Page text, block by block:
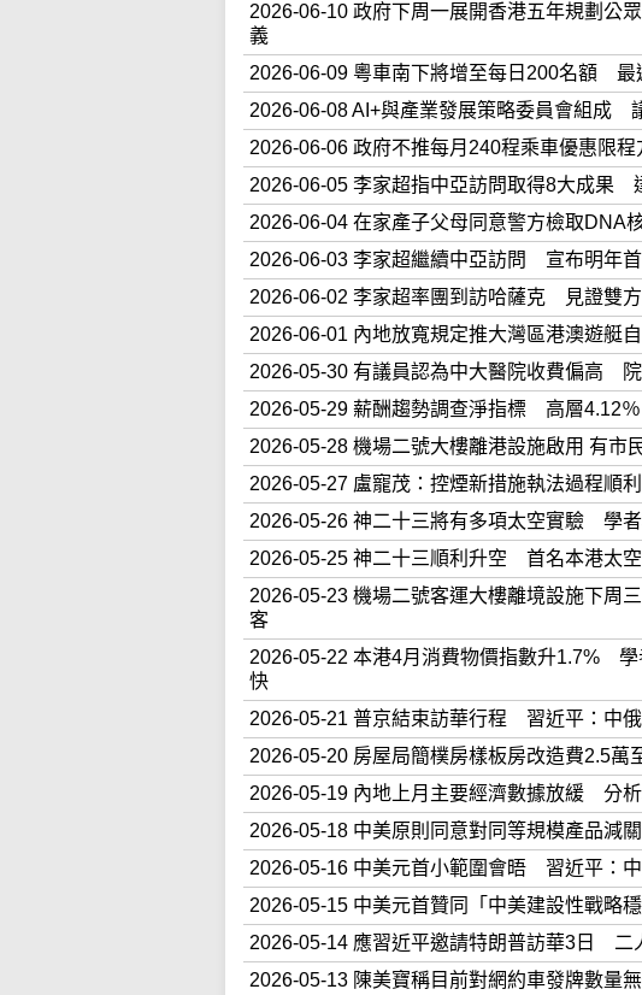
2026-06-10 政府下周一展開香港五年規劃公
義
2026-06-09 粵車南下將增至每日200名額 最
2026-06-08 AI+與產業發展策略委員會組成
2026-06-06 政府不推每月240程乘車優惠限
2026-06-05 李家超指中亞訪問取得8大成果
2026-06-04 在家產子父母同意警方檢取
2026-06-03 李家超繼續中亞訪問 宣布明年
2026-06-02 李家超率團到訪哈薩克 見證雙
2026-06-01 內地放寬規定推大灣區港澳遊艇
2026-05-30 有議員認為中大醫院收費偏高
2026-05-29 薪酬趨勢調查淨指標 高層
2026-05-28 機場二號大樓離港設施啟用 有市
2026-05-27 盧寵茂：控煙新措施執法過程順
2026-05-26 神二十三將有多項太空實驗 學
2026-05-25 神二十三順利升空 首名本港太空
2026-05-23 機場二號客運大樓離境設施下
客
2026-05-22 本港4月消費物價指數升1.7%
快
2026-05-21 普京結束訪華行程 習近平：中
2026-05-20 房屋局簡樸房樣板房改造費2.5萬
2026-05-19 內地上月主要經濟數據放緩 分
2026-05-18 中美原則同意對同等規模產品減
2026-05-16 中美元首小範圍會晤 習近平：
2026-05-15 中美元首贊同「中美建設性戰略
2026-05-14 應習近平邀請特朗普訪華3日
2026-05-13 陳美寶稱目前對網約車發牌數量